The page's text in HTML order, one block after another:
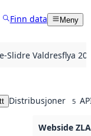
Finn data Meny
Slidre Valdresflya
Distribusjoner 5
Webside